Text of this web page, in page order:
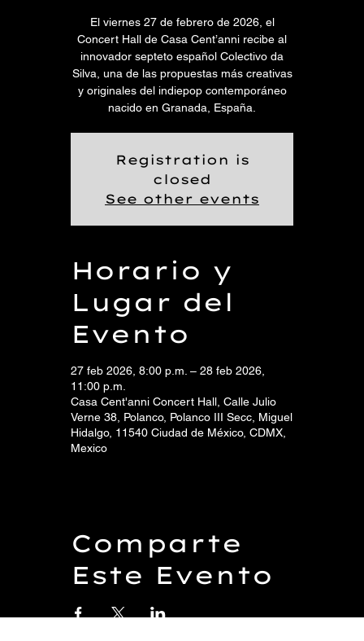
El viernes 27 de febrero de 2026, el
Concert Hall de Casa Cent’anni recibe al
innovador septeto español Colectivo da
Silva, una de las propuestas más creativas
y originales del indiepop contemporáneo
nacido en Granada, España.
Registration is
closed
See other events
Horario y
Lugar del
Evento
27 feb 2026, 8:00 p.m. – 28 feb 2026,
11:00 p.m.
Casa Cent'anni Concert Hall, Calle Julio
Verne 38, Polanco, Polanco III Secc, Miguel
Hidalgo, 11540 Ciudad de México, CDMX,
Mexico
Comparte
Este Evento